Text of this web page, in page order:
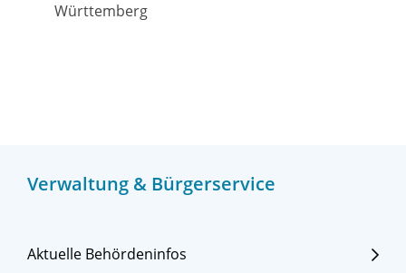
Verwaltung & Bürgerservice
Aktuelle Behördeninfos
Württemberg